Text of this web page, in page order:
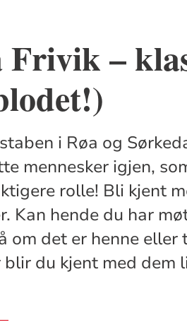
–
i Røa og
mennesker igjen,
rolle! Bli kjent
Kan hende du har
om det er henne eller
du kjent med dem